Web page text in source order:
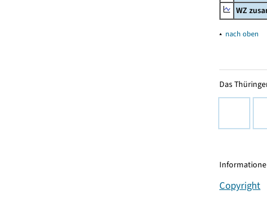
WZ
▴ nach oben
Das
Copyright